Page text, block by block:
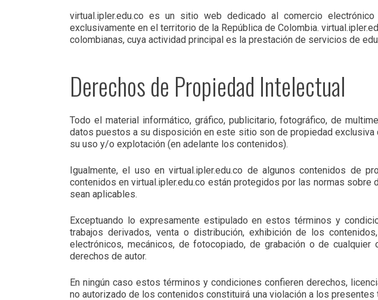
virtual.ipler.edu.co es un sitio web dedicado al comercio
exclusivamente en el territorio de la República de Colombia.
colombianas, cuya actividad principal es la prestación de servicios de
Derechos de Propiedad Intelectual
Todo el material informático, gráfico, publicitario, fotográfico, de
datos puestos a su disposición en este sitio son de propiedad exclusiva
su uso y/o explotación (en adelante los contenidos).
Igualmente, el uso en virtual.ipler.edu.co de algunos contenidos de
contenidos en virtual.ipler.edu.co están protegidos por las normas
sean aplicables.
Exceptuando lo expresamente estipulado en estos términos y
trabajos derivados, venta o distribución, exhibición de los
electrónicos, mecánicos, de fotocopiado, de grabación o de
derechos de autor.
En ningún caso estos términos y condiciones confieren derechos,
no autorizado de los contenidos constituirá una violación a los